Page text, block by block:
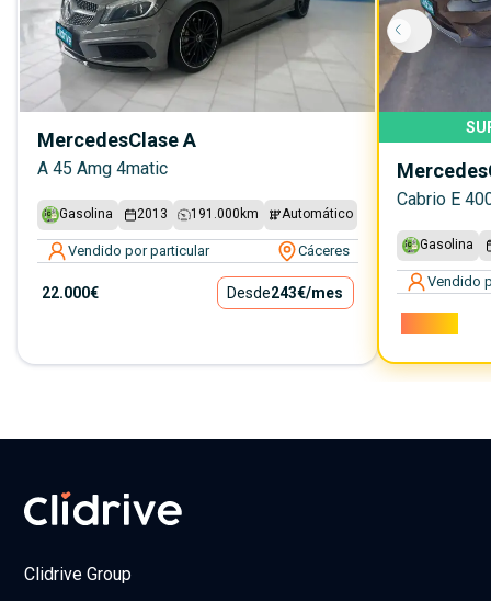
MercedesClase A
A 45 Amg 4matic
Gasolina 2013 191.000 km Automático
Vendido por particular Cáceres
22.000€ Desde243€/mes
Mercedes
Cabrio E
Gasolina
Vendido
Clidrive Group